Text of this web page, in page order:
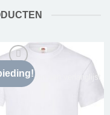
Toevoegen aan verlanglijst